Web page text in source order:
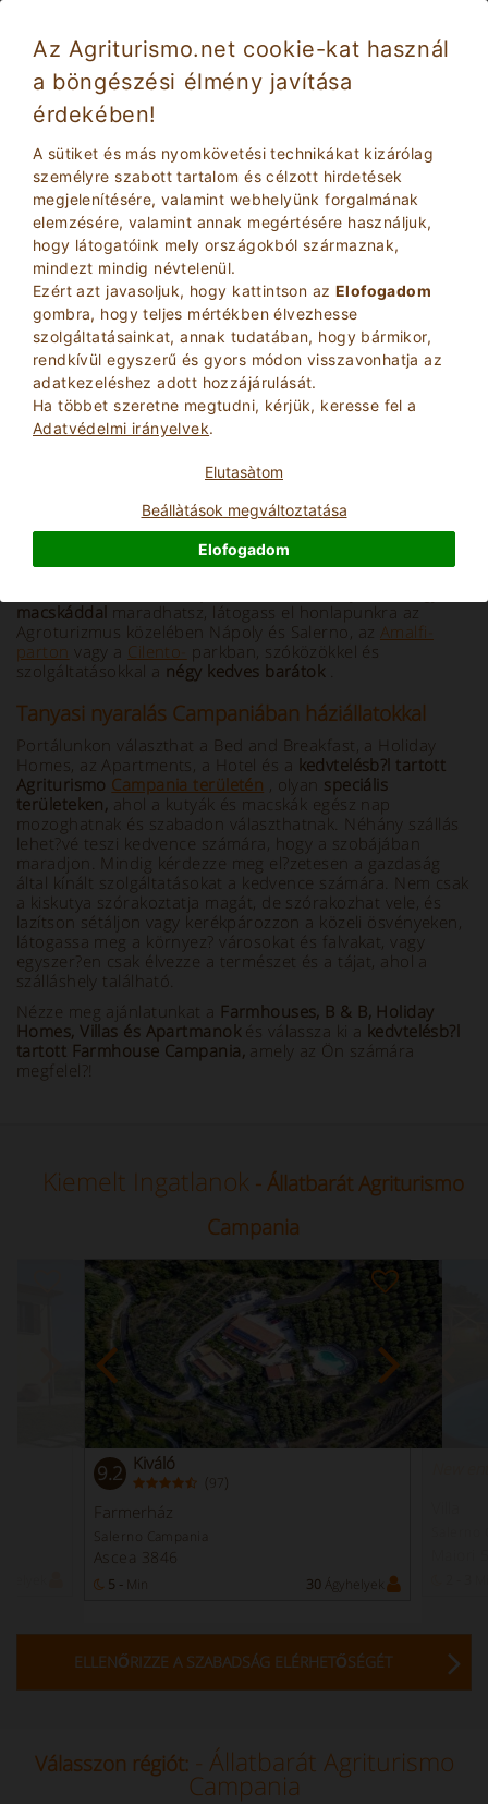
Az Agriturismo.net cookie-kat használ
a böngészési élmény javítása
érdekében!
A sütiket és más nyomkövetési technikákat kizárólag
személyre szabott tartalom és célzott hirdetések
megjelenítésére, valamint webhelyünk forgalmának
elemzésére, valamint annak megértésére használjuk,
hogy látogatóink mely országokból származnak,
mindezt mindig névtelenül.
Ezért azt javasoljuk, hogy kattintson az Elofogadom
gombra, hogy teljes mértékben élvezhesse
szolgáltatásainkat, annak tudatában, hogy bármikor,
rendkívül egyszerű és gyors módon visszavonhatja az
adatkezeléshez adott hozzájárulását.
Ha többet szeretne megtudni, kérjük, keresse fel a
Adatvédelmi irányelvek.
Elutasà­tom
Beállà­tások megváltoztatása
Elofogadom
Üdülés háziállattal: kedvtelésből tartott állatok
elszállásolása Campania
2Felnottek
0Gyerekek KERESÉS
Info and Description
Szeretné, hogy akisállatnyaralni? Hakedvtelésb?l tartott
macskáddal maradhatsz, látogass el honlapunkra az
Agroturizmus közelében Nápoly és Salerno, az Amalfi-
parton vagy a Cilento- parkban, szóközökkel és
szolgáltatásokkal a négy kedves barátok.
Tanyasi nyaralás Campaniában háziállatokkal
Portálunkon választhat a Bed and Breakfast, a Holiday
Homes, az Apartments, a Hotel és a kedvtelésb?l tartott
Agriturismo Campania területén , olyan speciális
területeken, ahol a kutyák és macskák egész nap
mozoghatnak és szabadon választhatnak. Néhány szállás
lehet?vé teszi kedvence számára, hogy a szobájában
maradjon. Mindig kérdezze meg el?zetesen a gazdaság
által kínált szolgáltatásokat a kedvence számára. Nem csak
a kiskutya szórakoztatja magát, de szórakozhat vele, és
lazítson sétáljon vagy kerékpározzon a közeli ösvényeken,
látogassa meg a környez? városokat és falvakat, vagy
egyszer?en csak élvezze a természet és a tájat, ahol a
szálláshely található.
Nézze meg ajánlatunkat a Farmhouses, B & B, Holiday
Homes, Villas és Apartmanokés válassza ki a kedvtelésb?l
tartott Farmhouse Campania,amely az Ön számára
megfelel?!
Kiemelt Ingatlanok- Állatbarát Agriturismo
Campania
9.2 Kiváló
( 97 )
Farmerház
Salerno Campania
Ascea 3846
5 - Min 30 Ágyhelyek
ELLENŐRIZZE A SZABADSÁG ELÉRHETŐSÉGÉT
Válasszon régiót: - Állatbarát Agriturismo
Campania